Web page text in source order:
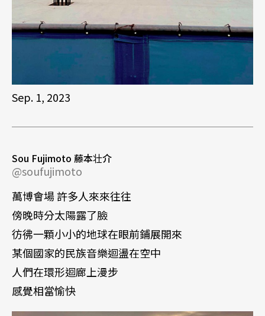
Sep. 1, 2023
Sou Fujimoto 藤本壮介
@soufujimoto
萬博會場 許多人來來往往
傍晚時分太陽露了臉
彷彿一顆小小的地球在眼前鋪展開來
某個國家的民族音樂迴盪在空中
人們在環形迴廊上漫步
感覺相當愉快